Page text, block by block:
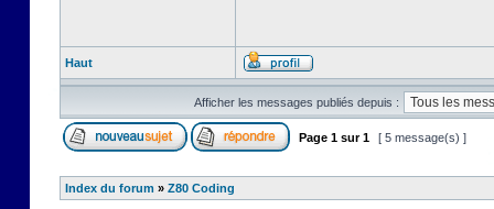
Haut
Afficher les messages publiés depuis :
Page 1 sur1 [ 5 message(s) ]
Index du forum » Z80 Coding